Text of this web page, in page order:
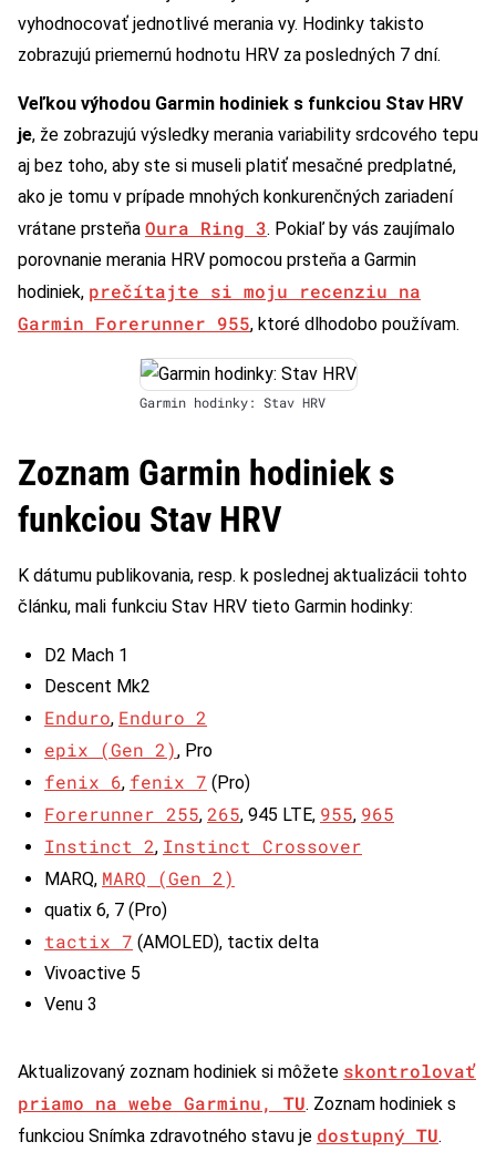
vyhodnocovať jednotlivé merania vy. Hodinky takisto
zobrazujú priemernú hodnotu HRV za posledných 7 dní.
Veľkou výhodou Garmin hodiniek s funkciou Stav HRV
je, že zobrazujú výsledky merania variability srdcového tepu
aj bez toho, aby ste si museli platiť mesačné predplatné,
ako je tomu v prípade mnohých konkurenčných zariadení
vrátane prsteňa Oura Ring 3. Pokiaľ by vás zaujímalo
porovnanie merania HRV pomocou prsteňa a Garmin
hodiniek, prečítajte si moju recenziu na
Garmin Forerunner 955, ktoré dlhodobo používam.
Garmin hodinky: Stav HRV
Zoznam Garmin hodiniek s
funkciou Stav HRV
K dátumu publikovania, resp. k poslednej aktualizácii tohto
článku, mali funkciu Stav HRV tieto Garmin hodinky:
D2 Mach 1
Descent Mk2
Enduro, Enduro 2
epix (Gen 2), Pro
fenix 6, fenix 7 (Pro)
Forerunner 255, 265, 945 LTE, 955, 965
Instinct 2, Instinct Crossover
MARQ, MARQ (Gen 2)
quatix 6, 7 (Pro)
tactix 7 (AMOLED), tactix delta
Vivoactive 5
Venu 3
Aktualizovaný zoznam hodiniek si môžete skontrolovať
priamo na webe Garminu, TU. Zoznam hodiniek s
funkciou Snímka zdravotného stavu je dostupný TU.